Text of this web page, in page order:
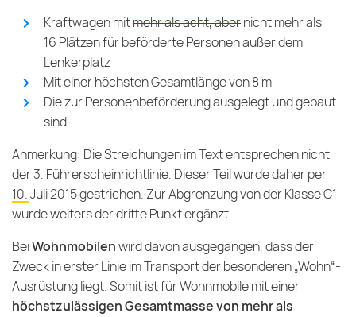
Kraftwagen mitmehr als acht, abernicht mehr als
16 Plätzen für beförderte Personen außer dem
Lenkerplatz
Mit einer höchsten Gesamtlänge von 8 m
Die zur Personenbeförderung ausgelegt und gebaut
sind
Anmerkung: Die Streichungen im Text entsprechen nicht
der 3. Führerscheinrichtlinie. Dieser Teil wurde daher per
10. Juli 2015gestrichen. Zur Abgrenzung von der Klasse C1
wurde weiters der dritte Punkt ergänzt.
BeiWohnmobilenwird davon ausgegangen, dass der
Zweck in erster Linie im Transport der besonderen „Wohn“-
Ausrüstung liegt. Somit ist für Wohnmobile mit einer
höchstzulässigen Gesamtmasse von mehr als